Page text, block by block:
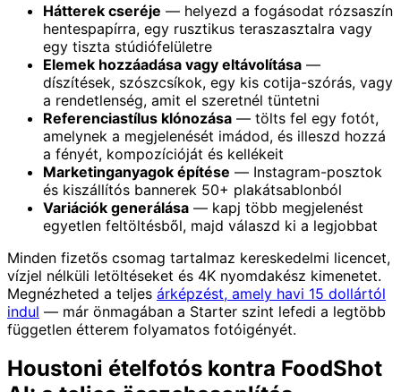
Hátterek cseréje — helyezd a fogásodat rózsaszín
hentespapírra, egy rusztikus teraszasztalra vagy
egy tiszta stúdiófelületre
Elemek hozzáadása vagy eltávolítása —
díszítések, szószcsíkok, egy kis cotija-szórás, vagy
a rendetlenség, amit el szeretnél tüntetni
Referenciastílus klónozása — tölts fel egy fotót,
amelynek a megjelenését imádod, és illeszd hozzá
a fényét, kompozícióját és kellékeit
Marketinganyagok építése — Instagram-posztok
és kiszállítós bannerek 50+ plakátsablonból
Variációk generálása — kapj több megjelenést
egyetlen feltöltésből, majd válaszd ki a legjobbat
Minden fizetős csomag tartalmaz kereskedelmi licencet,
vízjel nélküli letöltéseket és 4K nyomdakész kimenetet.
Megnézheted a teljes árképzést, amely havi 15 dollártól
indul — már önmagában a Starter szint lefedi a legtöbb
független étterem folyamatos fotóigényét.
Houstoni ételfotós kontra FoodShot